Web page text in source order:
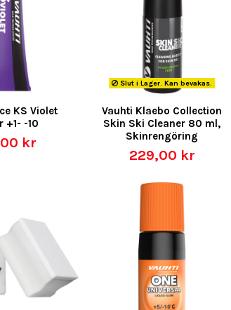
KS Violet
+1- -10
kr
Slut i Lager. Kan bevakas.
Vauhti Klaebo Collection
Skin Ski Cleaner 80 ml,
Skinrengöring
229,00 kr